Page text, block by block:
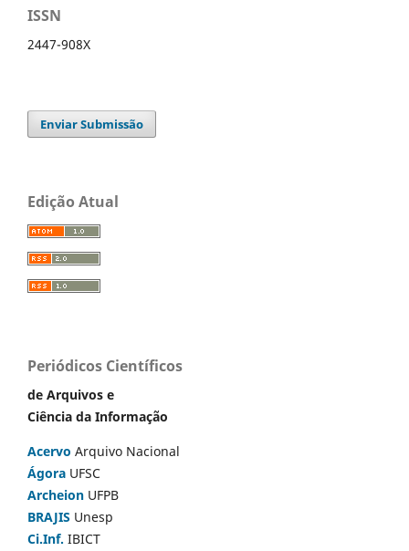
ISSN
2447-908X
Enviar Submissão
Edição Atual
Periódicos Científicos
de Arquivos e
Ciência da Informação
Acervo Arquivo Nacional
Ágora UFSC
Archeion UFPB
BRAJIS Unesp
Ci.Inf. IBICT